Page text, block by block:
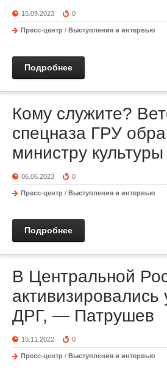
15.09.2023 0
Пресс-центр / Выступления и интервью
Подробнее
Кому служите?
спецназа ГРУ
министру культуры
06.06.2023 0
Пресс-центр / Выступления и интервью
Подробнее
В Центральной
активизировались
ДРГ, — Патрушев
15.11.2022 0
Пресс-центр / Выступления и интервью